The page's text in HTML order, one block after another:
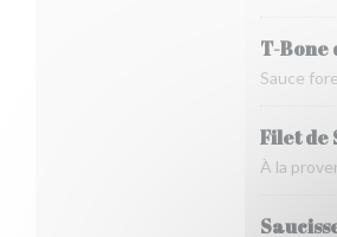
T-Bone
Sauce
Filet de
À la